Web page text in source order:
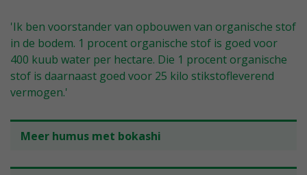
'Ik ben voorstander van opbouwen van organische stof
in de bodem. 1 procent organische stof is goed voor
400 kuub water per hectare. Die 1 procent organische
stof is daarnaast goed voor 25 kilo stikstofleverend
vermogen.'
Meer humus met bokashi